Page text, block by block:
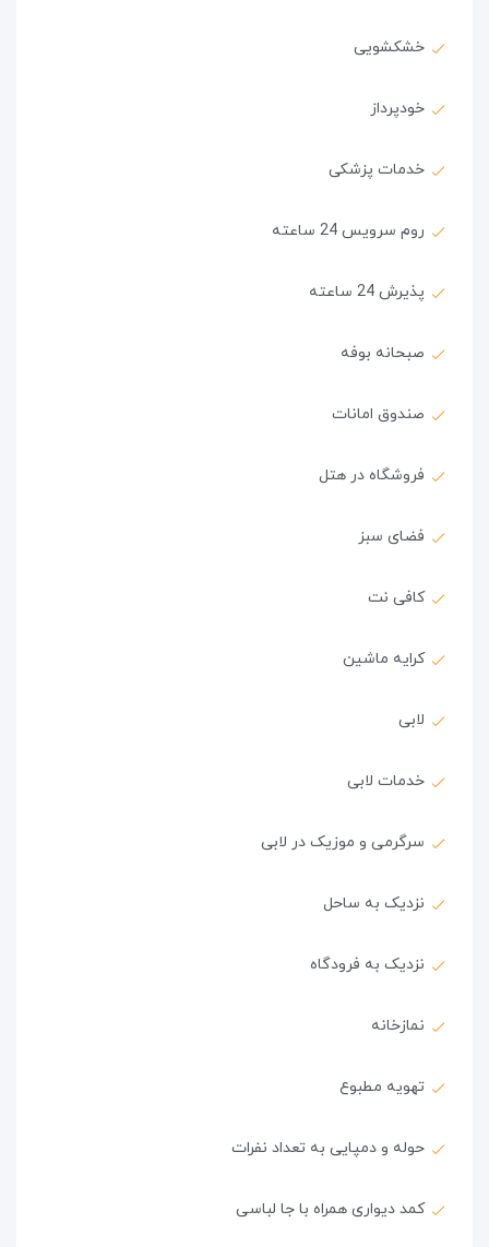
خشکشویی
خودپرداز
خدمات پزشکی
روم سرویس 24 ساعته
پذیرش 24 ساعته
صبحانه بوفه
صندوق امانات
فروشگاه در هتل
فضای سبز
کافی نت
کرایه ماشین
لابی
خدمات لابی
سرگرمی و موزیک در لابی
نزدیک به ساحل
نزدیک به فرودگاه
نمازخانه
تهویه مطبوع
حوله و دمپایی به تعداد نفرات
کمد دیواری همراه با جا لباسی